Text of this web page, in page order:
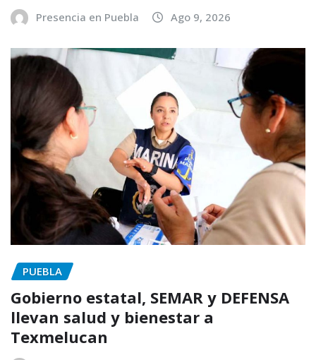
Presencia en Puebla Ago 9, 2026
PUEBLA
Gobierno estatal, SEMAR y DEFENSA
llevan salud y bienestar a
Texmelucan